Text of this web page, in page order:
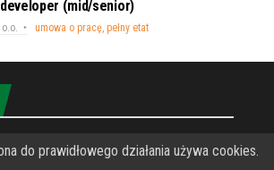
(mid/senior)
umowa o pracę, pełny etat
do prawidłowego działania używa cookies.